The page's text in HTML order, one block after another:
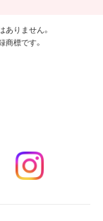
りません。
標です。